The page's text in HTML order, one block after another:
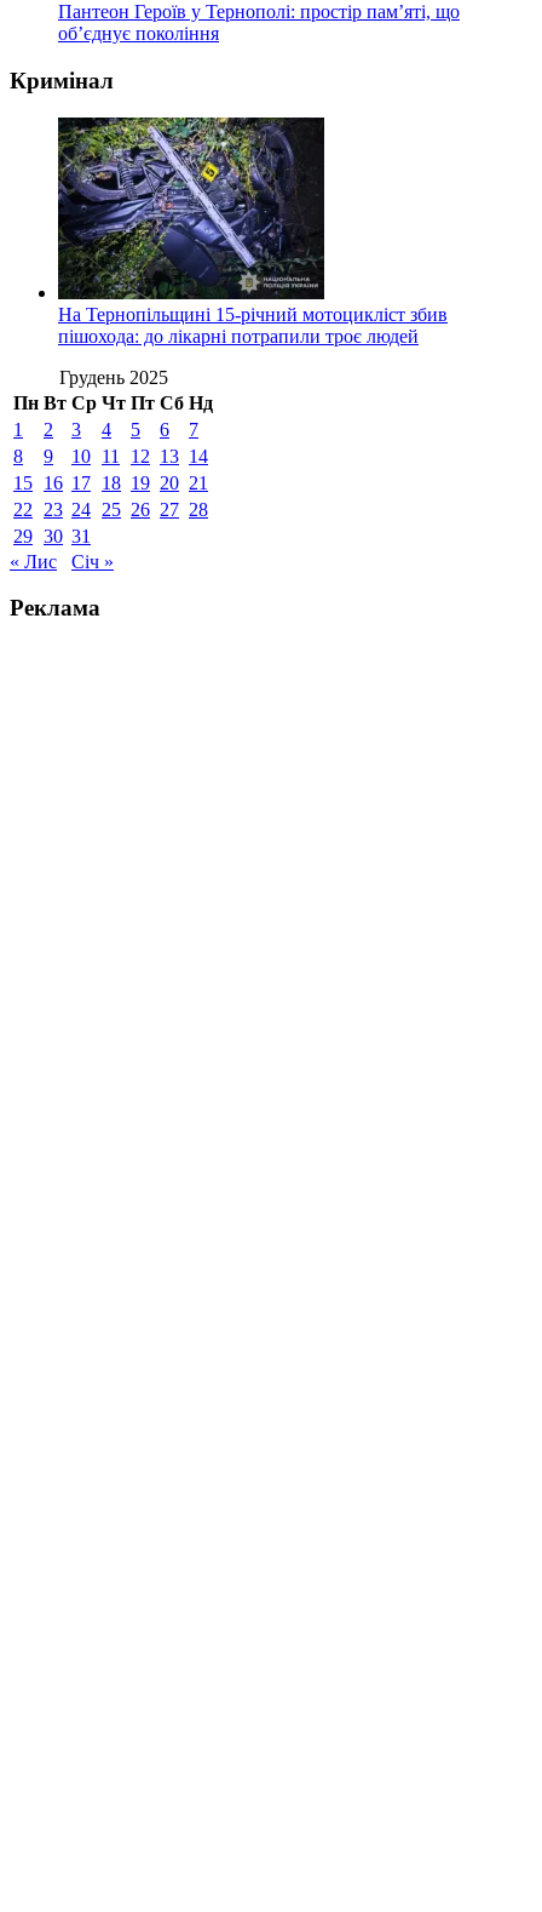
Пантеон Героїв у Тернополі: простір пам’яті, що
об’єднує покоління
Кримінал
На Тернопільщині 15-річний мотоцикліст збив
пішохода: до лікарні потрапили троє людей
Грудень 2025
Пн Вт Ср Чт Пт Сб Нд
1
2 3 4 5 6
7
8
9 10 11 12 13 14
15 16 17 18 19 20 21
22
23 24 25 26 27 28
29 30 31
« Лис
Січ »
Реклама